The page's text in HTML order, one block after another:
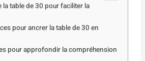
table de 30 pour faciliter la
pour ancrer la table de 30 en
pour approfondir la compréhension